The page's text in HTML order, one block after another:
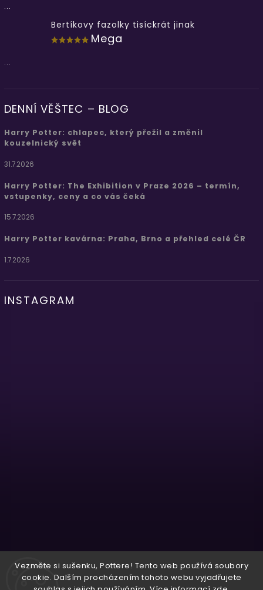
Vezměte si sušenku, Pottere! Tento web používá soubory
cookie. Dalším procházením tohoto webu vyjadřujete
...
Bertíkovy fazolky tisíckrát jinak
Mega
...
DENNÍ VĚŠTEC – BLOG
Harry Potter: chlapec, který přežil a změnil
kouzelnický svět
31.7.2026
Harry Potter: The Exhibition v Praze 2026 – termín,
vstupenky, ceny a co vás čeká
15.7.2026
Harry Potter kavárna: Praha, Brno a přehled celé ČR
1.7.2026
INSTAGRAM
Sledovat na Instagramu